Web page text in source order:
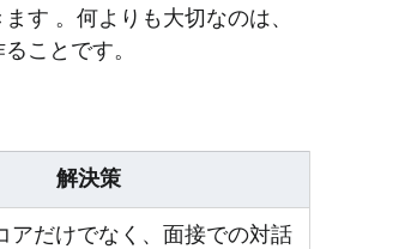
す 。何よりも大切なのは、
ことです。
解決策
アだけでなく、面接での対話